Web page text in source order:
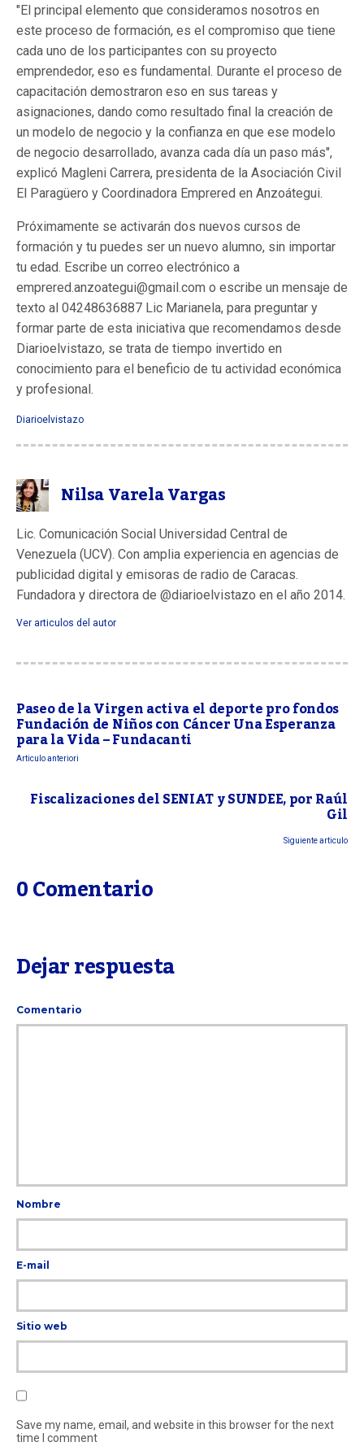
"El principal elemento que consideramos nosotros en
este proceso de formación, es el compromiso que tiene
cada uno de los participantes con su proyecto
emprendedor, eso es fundamental. Durante el proceso de
capacitación demostraron eso en sus tareas y
asignaciones, dando como resultado final la creación de
un modelo de negocio y la confianza en que ese modelo
de negocio desarrollado, avanza cada día un paso más",
explicó Magleni Carrera, presidenta de la Asociación Civil
El Paragüero y Coordinadora Emprered en Anzoátegui.
Próximamente se activarán dos nuevos cursos de
formación y tu puedes ser un nuevo alumno, sin importar
tu edad. Escribe un correo electrónico a
emprered.anzoategui@gmail.com o escribe un mensaje de
texto al 04248636887 Lic Marianela, para preguntar y
formar parte de esta iniciativa que recomendamos desde
Diarioelvistazo, se trata de tiempo invertido en
conocimiento para el beneficio de tu actividad económica
y profesional.
Diarioelvistazo
Nilsa Varela Vargas
Lic. Comunicación Social Universidad Central de
Venezuela (UCV). Con amplia experiencia en agencias de
publicidad digital y emisoras de radio de Caracas.
Fundadora y directora de @diarioelvistazo en el año 2014.
Ver articulos del autor
Paseo de la Virgen activa el deporte pro fondos
Fundación de Niños con Cáncer Una Esperanza
para la Vida – Fundacanti
Articulo anteriori
Fiscalizaciones del SENIAT y SUNDEE, por Raúl
Gil
Siguiente articulo
0 Comentario
Dejar respuesta
Comentario
Nombre
E-mail
Sitio web
Save my name, email, and website in this browser for the next
time I comment